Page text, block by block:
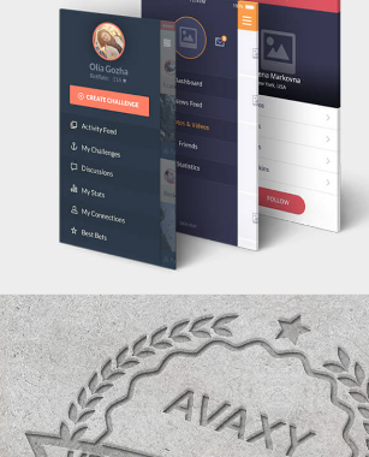
APP SCREENS PERSPECTIVE